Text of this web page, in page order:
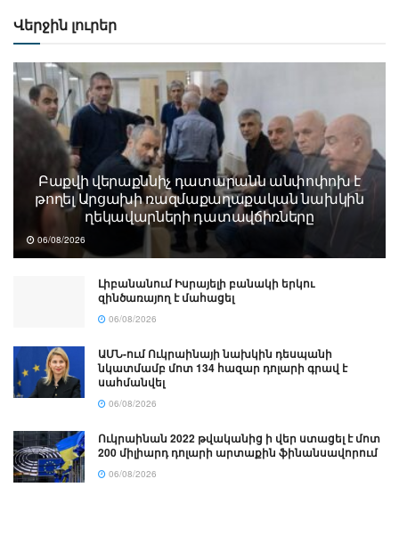
Վերջին լուրեր
Բաքվի վերաքննիչ դատարանն անփոփոխ է
թողել Արցախի ռազմաքաղաքական նախկին
ղեկավարների դատավճիռները
06/08/2026
Լիբանանում Իսրայելի բանակի երկու
զինծառայող է մահացել
06/08/2026
ԱՄՆ-ում Ուկրաինայի նախկին դեսպանի
նկատմամբ մոտ 134 հազար դոլարի գրավ է
սահմանվել
06/08/2026
Ուկրաինան 2022 թվականից ի վեր ստացել է մոտ
200 միլիարդ դոլարի արտաքին ֆինանսավորում
06/08/2026